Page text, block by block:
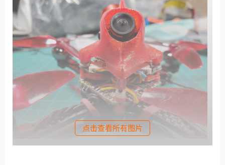
点击查看所有图片